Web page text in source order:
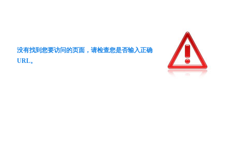
没有找到您要访问的页面，请检查您是否输入正确
URL。